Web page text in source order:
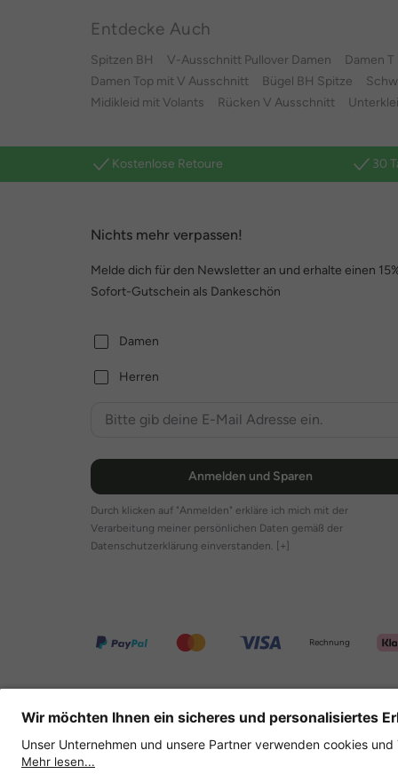
Entdecke Auch
Spitzen BH V-Ausschnitt Pullover Damen
Damen
Damen Top mit V Ausschnitt
Bügel BH Spitze
Midikleid mit Volants
Rücken V Ausschnitt
Kostenlose Retoure 30
Nichts mehr verpassen!
Melde dich für den Newsletter an und erhalte einen
Sofort-Gutschein als Dankeschön
Damen
Herren
Anmelden und Sparen
Durch klicken auf "Anmelden" erkläre ich mich mit der
Verarbeitung meiner persönlichen Daten gemäß der
Datenschutzerklärung einverstanden. [+]
Rechnung